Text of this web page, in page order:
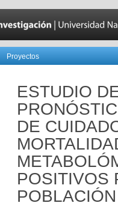
Proyectos
ESTUDIO
DE
POSITIVOS